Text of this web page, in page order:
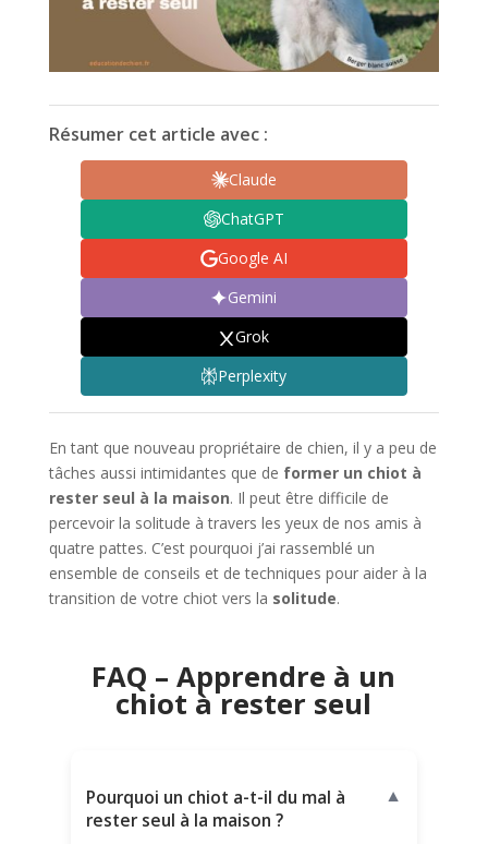
Résumer cet article avec :
Claude
ChatGPT
Google AI
Gemini
Grok
Perplexity
En tant que nouveau propriétaire de chien, il y a peu de
tâches aussi intimidantes que de former un chiot à
rester seul à la maison. Il peut être difficile de
percevoir la solitude à travers les yeux de nos amis à
quatre pattes. C’est pourquoi j’ai rassemblé un
ensemble de conseils et de techniques pour aider à la
transition de votre chiot vers la solitude.
FAQ – Apprendre à un
chiot à rester seul
Pourquoi un chiot a-t-il du mal à
rester seul à la maison ?
▼